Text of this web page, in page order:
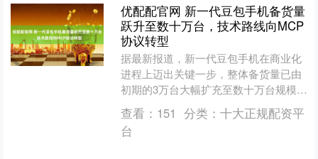
优配配官网 新一代豆包手机备货量
跃升至数十万台，技术路线向MCP
协议转型
据最新报道，新一代豆包手机在商业化
进程上迈出关键一步，整体备货量已由
初期的3万台大幅扩充至数十万台规模。
在技术路径上，该产品放弃了此前引发
争议的“读取屏幕、模拟....
查看： 151 分类： 十大正规配资平
台